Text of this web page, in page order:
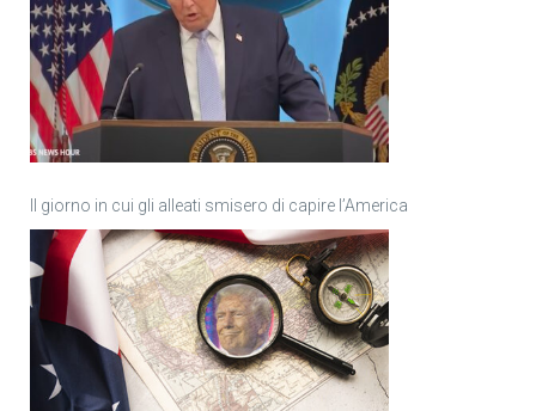
Il giorno in cui gli alleati smisero di capire l’America